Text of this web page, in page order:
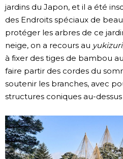
jardins du Japon, et il a été
des Endroits spéciaux de
protéger les arbres de ce
neige, on a recours au yukizuri
à fixer des tiges de bambou
faire partir des cordes du
soutenir les branches, avec
structures coniques au-